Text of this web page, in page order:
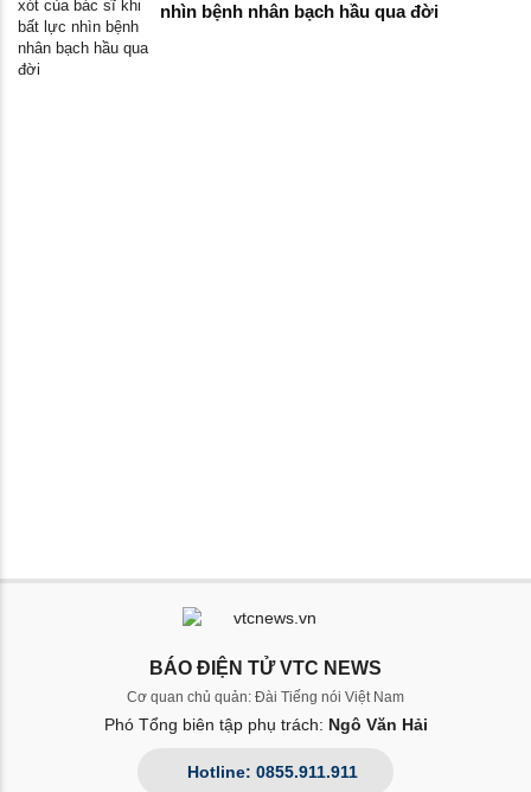
nhìn bệnh nhân bạch hầu qua đời
BÁO ĐIỆN TỬ VTC NEWS
Cơ quan chủ quản: Đài Tiếng nói Việt Nam
Phó Tổng biên tập phụ trách: Ngô Văn Hải
Hotline: 0855.911.911